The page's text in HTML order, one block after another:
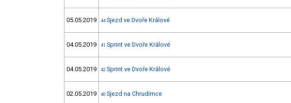
05.05.2019 44 Sjezd ve Dvoře Králové
04.05.2019 41 Sprint ve Dvoře Králové
04.05.2019 42 Sprint ve Dvoře Králové
02.05.2019 40 Sjezd na Chrudimce